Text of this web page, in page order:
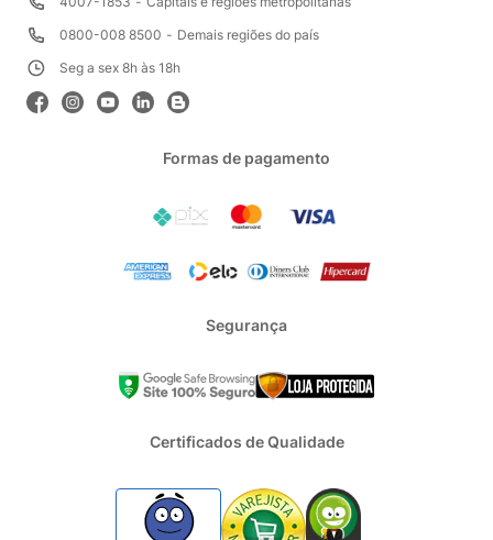
0800-008 8500
Demais regiões do país
Seg a sex 8h às 18h
Formas de pagamento
Segurança
Certificados de Qualidade